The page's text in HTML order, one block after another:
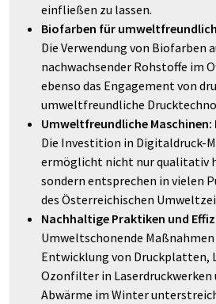
einfließen zu lassen.
Biofarben für
Die Verwendung von Biofarben
nachwachsender Rohstoffe im
ebenso das Engagement von
umweltfreundliche
Umweltfreundliche
Die Investition in Digitaldruck-
ermöglicht nicht nur qualitativ
sondern entsprechen in vielen
des Österreichischen
Nachhaltige Praktiken und
Umweltschonende
Entwicklung von Druckplatten,
Ozonfilter in Laserdruckwerken
Abwärme im Winter